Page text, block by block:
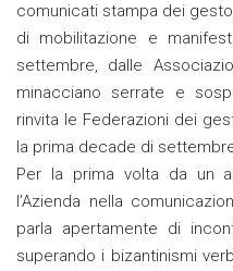
comunicati stampa dei
di mobilitazione e
settembre, dalle
minacciano serrate e
rinvita le Federazioni dei
la prima decade di
Per la prima volta da un
l’Azienda nella
parla apertamente di
superando i bizantinismi